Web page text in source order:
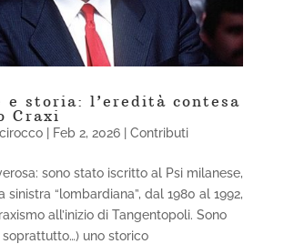
e storia: l’eredità contesa
Craxi
| Feb 2, 2026| Contributi
sono stato iscritto al Psi milanese,
sinistra “lombardiana”, dal 1980 al 1992,
all’inizio di Tangentopoli. Sono
soprattutto…) uno storico